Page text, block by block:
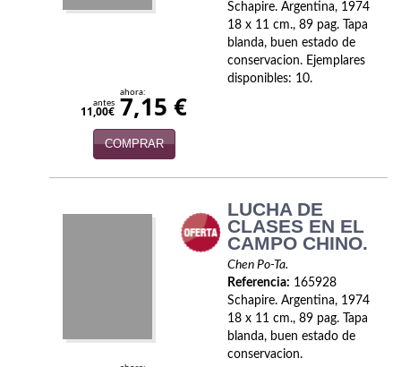
Novela negra
Novela romántica
Schapire. Argentina, 1974
18 x 11 cm., 89 pag. Tapa
blanda, buen estado de
conservacion. Ejemplares
disponibles: 10.
antes
11,00€
ahora:
7,15 €
COMPRAR
LUCHA DE
CLASES EN EL
CAMPO CHINO.
Chen Po-Ta.
Referencia: 165928
Schapire. Argentina, 1974
18 x 11 cm., 89 pag. Tapa
blanda, buen estado de
conservacion.